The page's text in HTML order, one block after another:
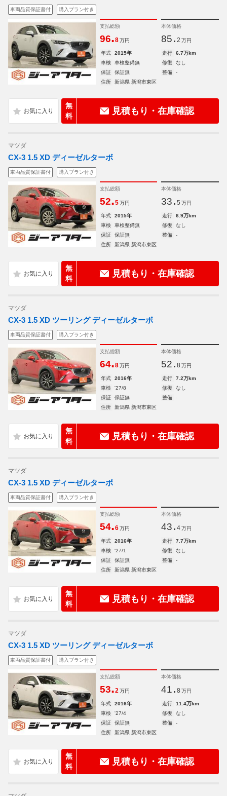
車両品質保証書付 購入プラン付き
支払総額
96.8 万円
本体価格
85. 2 万円
年式 2015年 走行
6.7万km
車検
車検整備無 修復
なし
保証
保証無 整備
-
住所
新潟県 新潟市東区
無
料
見積もり・在庫確認
マツダ
CX-3 1.5 XD ディーゼルターボ
車両品質保証書付 購入プラン付き
支払総額
52.5 万円
本体価格
33. 5 万円
年式 2015年 走行
6.9万km
車検
車検整備無 修復
なし
保証
保証無 整備
-
住所
新潟県 新潟市東区
無
料
見積もり・在庫確認
マツダ
CX-3 1.5 XD ツーリング ディーゼルターボ
車両品質保証書付 購入プラン付き
支払総額
64.8 万円
本体価格
52. 8 万円
年式 2016年 走行
7.2万km
車検
'27/8 修復
なし
保証
保証無 整備
-
住所
新潟県 新潟市東区
無
料
見積もり・在庫確認
マツダ
CX-3 1.5 XD ディーゼルターボ
車両品質保証書付 購入プラン付き
支払総額
54.6 万円
本体価格
43. 4 万円
年式 2016年 走行
7.7万km
車検
'27/1 修復
なし
保証
保証無 整備
-
住所
新潟県 新潟市東区
無
料
見積もり・在庫確認
マツダ
CX-3 1.5 XD ツーリング ディーゼルターボ
車両品質保証書付 購入プラン付き
支払総額
53.2 万円
本体価格
41. 8 万円
年式 2016年 走行
11.4万km
車検
'27/4 修復
なし
保証
保証無 整備
-
住所
新潟県 新潟市東区
無
料
見積もり・在庫確認